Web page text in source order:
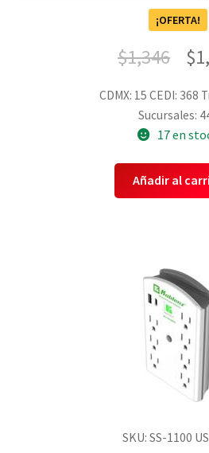
¡OFERTA!
$1,346 $
CDMX: 15 CEDI: 368
Sucursales:
17 en
Añadir al
SKU: SS-1100